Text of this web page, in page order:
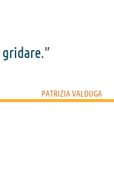
gridare.”
PATRIZIA VALDUGA